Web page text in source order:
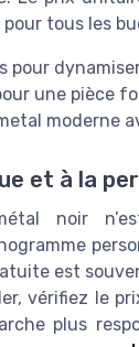
tous les
pour
une pièce
moderne
et à la
noir
est
vérifiez le
plus